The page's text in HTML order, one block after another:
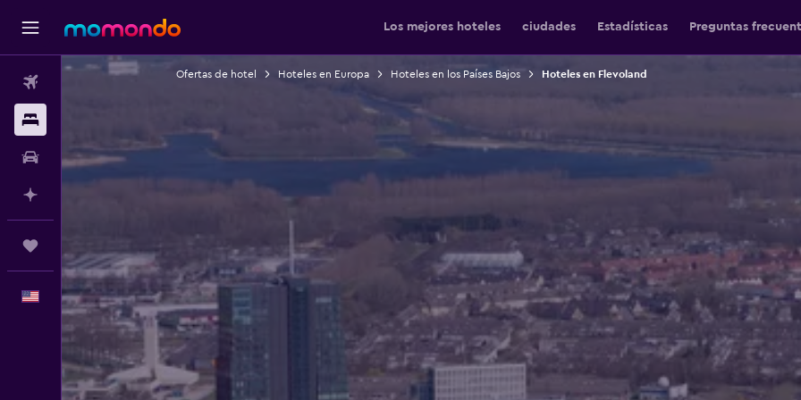
Los mejores hoteles ciudades Estadísticas Preguntas
Autos
Español
Ofertas de hotel Hoteles en Europa Hoteles en los Países Bajos Hoteles en Flevoland